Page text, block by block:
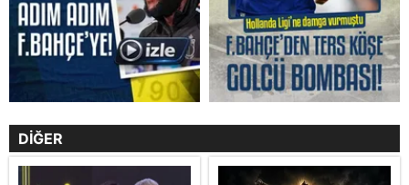
DİĞER